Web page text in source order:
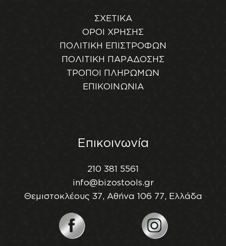
ΣΧΕΤΙΚΑ
ΟΡΟΙ ΧΡΗΣΗΣ
ΠΟΛΙΤΙΚΗ ΕΠΙΣΤΡΟΦΩΝ
ΠΟΛΙΤΙΚΗ ΠΑΡΑΔΟΣΗΣ
ΤΡΟΠΟΙ ΠΛΗΡΩΜΩΝ
ΕΠΙΚΟΙΝΩΝΙΑ
Επικοινωνία
210 381 5561
info@bizostools.gr
Θεμιστοκλέους 37, Αθήνα 106 77, Ελλάδα